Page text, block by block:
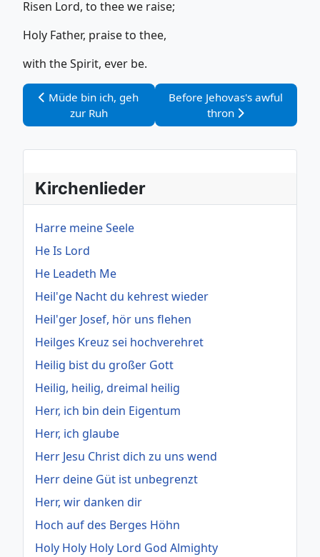
Risen Lord, to thee we raise;
Holy Father, praise to thee,
with the Spirit, ever be.
Vorheriger Beitrag: Müde bin ich, geh zur Ruh
Müde bin ich, geh
zur Ruh
Nächster Beitrag: Before
Before Jehovas's awful
thron
Kirchenlieder
Harre meine Seele
He Is Lord
He Leadeth Me
Heil'ge Nacht du kehrest wieder
Heil'ger Josef, hör uns flehen
Heilges Kreuz sei hochverehret
Heilig bist du großer Gott
Heilig, heilig, dreimal heilig
Herr, ich bin dein Eigentum
Herr, ich glaube
Herr Jesu Christ dich zu uns wend
Herr deine Güt ist unbegrenzt
Herr, wir danken dir
Hoch auf des Berges Höhn
Holy Holy Holy Lord God Almighty